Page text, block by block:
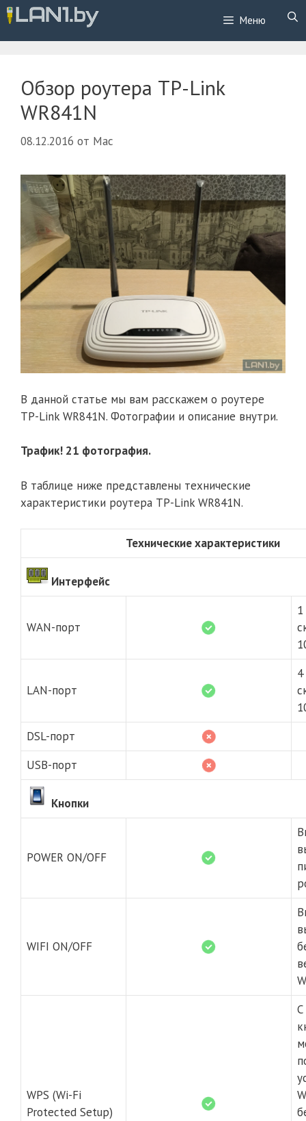
Перейти
содержимому
Меню
Обзор роутера TP-Link
WR841N
08.12.2016 от Mac
В данной статье мы вам расскажем о роутере
TP-Link WR841N. Фотографии и описание внутри.
Трафик! 21 фотография.
В таблице ниже представлены технические
характеристики роутера TP-Link WR841N.
Технические характеристики
Интерфейс
WAN-порт
LAN-порт
DSL-порт
USB-порт
Кнопки
POWER ON/OFF
WIFI ON/OFF
WPS (Wi-Fi
Protected Setup)